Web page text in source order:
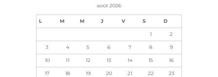
août 2026
L M M J V S D
1 2
3 4 5 6 7 8 9
10 11 12 13 14 15 16
17 18 19 20 21 22 23